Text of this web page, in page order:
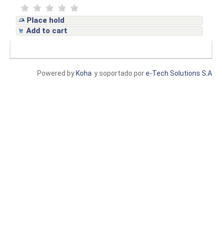
Place hold
Add to cart
y soportado pore-Tech Solutions S.A
Powered by Koha